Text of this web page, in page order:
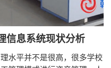
信息系统现状分析
水平并不是很高，很多学校